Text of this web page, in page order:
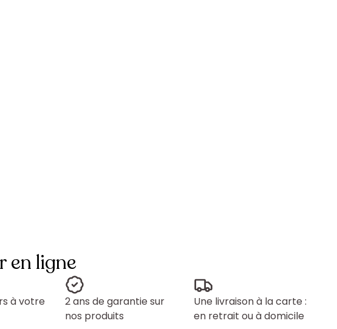
en ligne
à votre
2 ans de garantie sur
nos produits
Une livraison à la carte :
en retrait ou à domicile